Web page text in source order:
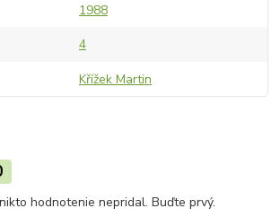
1988
4
Křížek Martin
hodnotenie nepridal. Buďte prvý.